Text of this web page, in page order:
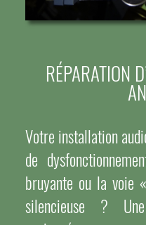
RÉPARATION
Votre installation
de
bruyante ou la voie
silencieuse ?